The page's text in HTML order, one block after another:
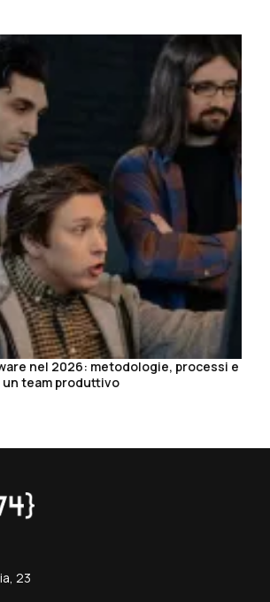
nel 2026: metodologie, processi e
team produttivo
23